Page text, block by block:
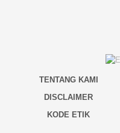
TENTANG KAMI
DISCLAIMER
KODE ETIK